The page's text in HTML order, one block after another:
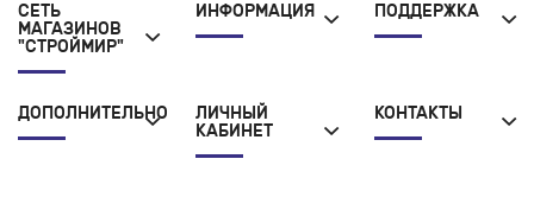
СЕТЬ
МАГАЗИНОВ
"СТРОЙМИР"
ИНФОРМАЦИЯ ПОДДЕРЖКА
ДОПОЛНИТЕЛЬНО
ЛИЧНЫЙ
КАБИНЕТ
КОНТАКТЫ